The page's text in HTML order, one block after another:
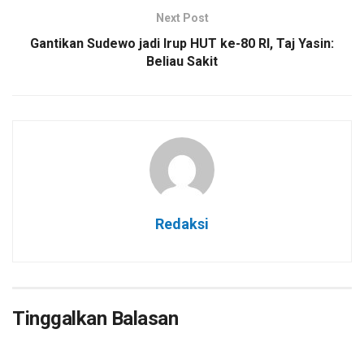
Next Post
Gantikan Sudewo jadi Irup HUT ke-80 RI, Taj Yasin:
Beliau Sakit
Redaksi
Tinggalkan Balasan